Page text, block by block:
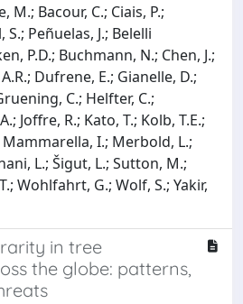
M.; Bacour, C.; Ciais, P.;
Peñuelas, J.; Belelli
P.D.; Buchmann, N.; Chen, J.;
Dufrene, E.; Gianelle, D.;
C.; Helfter, C.;
Joffre, R.; Kato, T.; Kolb, T.E.;
I.; Merbold, L.;
L.; Šigut, L.; Sutton, M.;
Wohlfahrt, G.; Wolf, S.; Yakir,
in tree
the globe: patterns,